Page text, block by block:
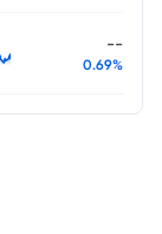
--
0.69%